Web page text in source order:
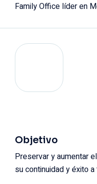
Family Office líder en
Objetivo
Preservar y aumentar
su continuidad y éxito